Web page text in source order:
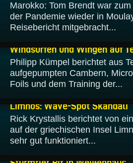
Marokko: Tom Brendt war
der Pandemie wieder in
Reisebericht mitgebracht...
Windsurfen und Wingen auf
Philipp Kümpel berichtet aus
aufgepumpten Cambern,
Foils und dem Training der...
Limnos: Wave-Spot Skandali
Rick Krystallis berichtet von
auf der griechischen Insel
sehr gut funktioniert...